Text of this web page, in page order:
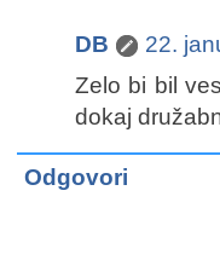
DB
22.
Zelo bi bil
dokaj
Odgovori